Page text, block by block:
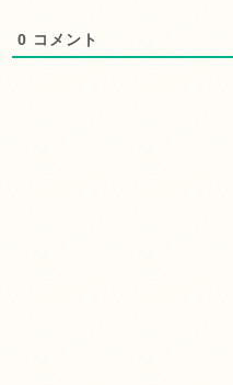
0 コメント